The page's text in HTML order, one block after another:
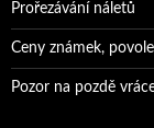
Prořezávání náletů
Ceny známek,
Pozor na pozdě